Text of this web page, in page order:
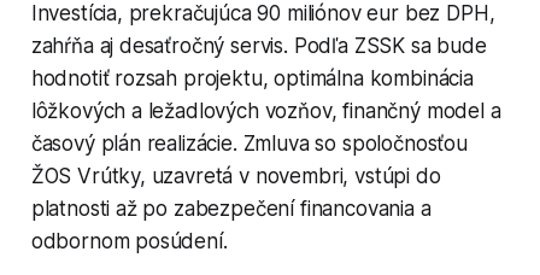
Investícia, prekračujúca 90 miliónov eur bez DPH,
zahŕňa aj desaťročný servis. Podľa ZSSK sa bude
hodnotiť rozsah projektu, optimálna kombinácia
lôžkových a ležadlových vozňov, finančný model a
časový plán realizácie. Zmluva so spoločnosťou
ŽOS Vrútky, uzavretá v novembri, vstúpi do
platnosti až po zabezpečení financovania a
odbornom posúdení.